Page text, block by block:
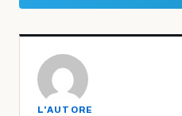
L'AUTORE